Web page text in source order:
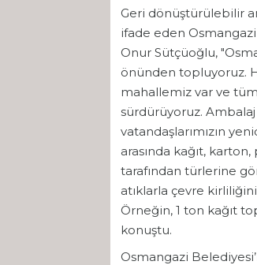
Geri dönüştürülebilir
ifade eden
Onur Sütçüoğlu,
önünden topluyoruz.
mahallemiz var ve tüm
sürdürüyoruz. Ambalaj
vatandaşlarımızın
arasında kağıt,
tarafından türlerine
atıklarla çevre
Örneğin, 1 ton kağıt
konuştu.
Osmangazi